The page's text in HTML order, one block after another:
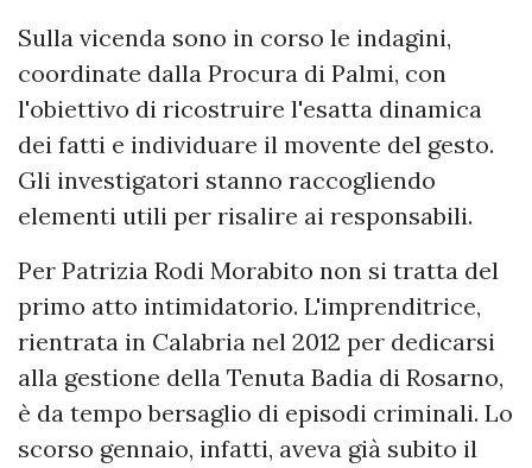
Sulla vicenda sono in corso le indagini,
coordinate dalla Procura di Palmi, con
l'obiettivo di ricostruire l'esatta dinamica
dei fatti e individuare il movente del gesto.
Gli investigatori stanno raccogliendo
elementi utili per risalire ai responsabili.
Per Patrizia Rodi Morabito non si tratta del
primo atto intimidatorio. L'imprenditrice,
rientrata in Calabria nel 2012 per dedicarsi
alla gestione della Tenuta Badia di Rosarno,
è da tempo bersaglio di episodi criminali. Lo
scorso gennaio, infatti, aveva già subito il